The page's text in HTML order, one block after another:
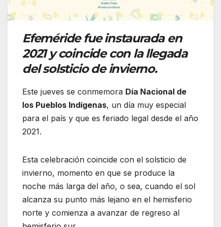
Efeméride fue instaurada en
2021 y coincide con la llegada
del solsticio de invierno.
Este jueves se conmemora Día Nacional de
los Pueblos Indígenas, un día muy especial
para el país y que es feriado legal desde el año
2021.
Esta celebración coincide con el solsticio de
invierno, momento en que se produce la
noche más larga del año, o sea, cuando el sol
alcanza su punto más lejano en el hemisferio
norte y comienza a avanzar de regreso al